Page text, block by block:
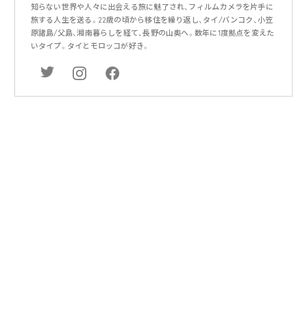
知らない世界や人々に出会える旅に魅了され、フィルムカメラを片手に
旅する人生を送る。22歳の頃から移住を繰り返し、タイ/バンコク、小笠
原諸島/父島、湘南暮らしを経て、長野の山奥へ。数年に1度拠点を変えた
いタイプ。タイとモロッコが好き。